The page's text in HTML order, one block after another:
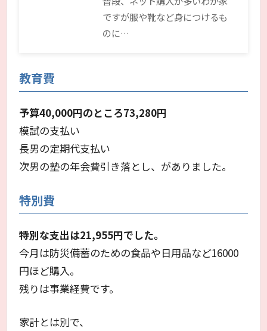
ですが服や靴など身につけるも
のに…
教育費
予算40,000円のところ73,280円
模試の支払い
長男の定期代支払い
次男の塾の年会費引き落とし、がありました。
特別費
特別な支出は21,955円でした。
今月は防災備蓄のための食品や日用品など16000
円ほど購入。
残りは事業経費です。
家計とは別で、